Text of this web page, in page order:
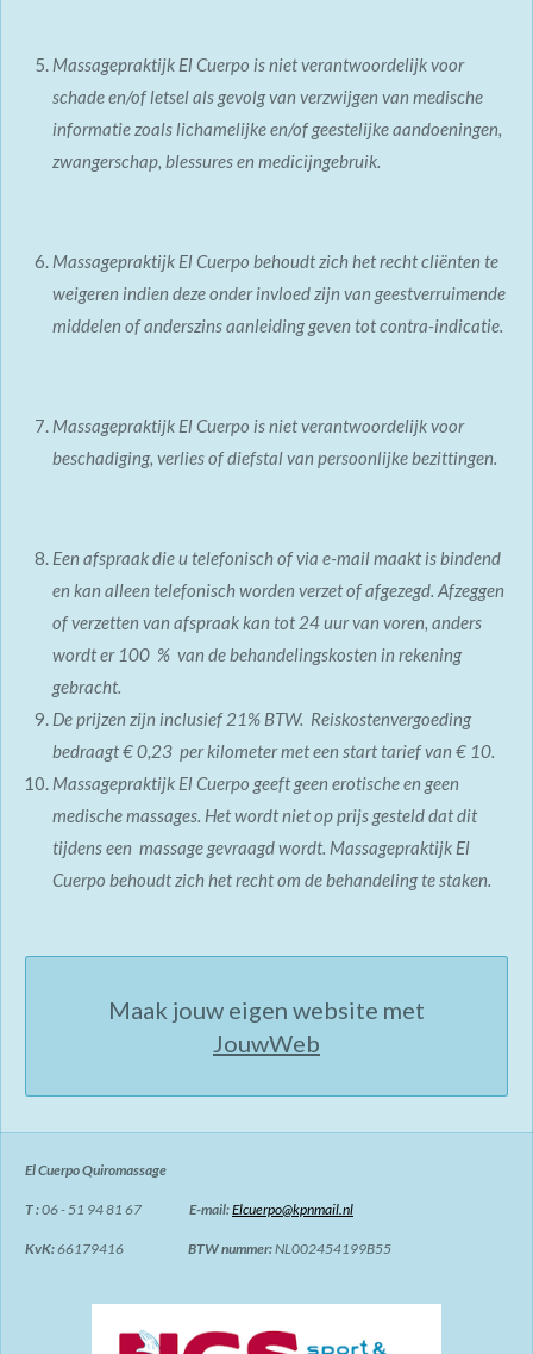
Massagepraktijk El Cuerpo is niet verantwoordelijk voor
schade en/of letsel als gevolg van verzwijgen van medische
informatie zoals lichamelijke en/of geestelijke aandoeningen,
zwangerschap, blessures en medicijngebruik.
Massagepraktijk El Cuerpo behoudt zich het recht cliënten te
weigeren indien deze onder invloed zijn van geestverruimende
middelen of anderszins aanleiding geven tot contra-indicatie.
Massagepraktijk El Cuerpo is niet verantwoordelijk voor
beschadiging, verlies of diefstal van persoonlijke bezittingen.
Een afspraak die u telefonisch of via e-mail maakt is bindend
en kan alleen telefonisch worden verzet of afgezegd. Afzeggen
of verzetten van afspraak kan tot 24 uur van voren, anders
wordt er 100 % van de behandelingskosten in rekening
gebracht.
De prijzen zijn inclusief 21% BTW. Reiskostenvergoeding
bedraagt € 0,23 per kilometer met een start tarief van € 10.
Massagepraktijk El Cuerpo geeft geen erotische en geen
medische massages. Het wordt niet op prijs gesteld dat dit
tijdens een massage gevraagd wordt. Massagepraktijk El
Cuerpo behoudt zich het recht om de behandeling te staken.
Maak jouw eigen website met
JouwWeb
El Cuerpo Quiromassage
T :06 - 51 94 81 67 E-mail:Elcuerpo@kpnmail.nl
KvK:66179416 BTW nummer:NL002454199B55